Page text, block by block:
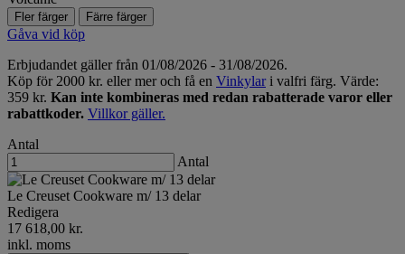
Fler färger Färre färger
Gåva vid köp
Erbjudandet gäller från 01/08/2026 - 31/08/2026.
Köp för 2000 kr. eller mer och få en Vinkylari valfri färg. Värde:
359 kr. Kan inte kombineras med redan rabatterade varor eller
rabattkoder. Villkor gäller.
Antal
Antal
Le Creuset Cookware m/ 13 delar
Redigera
17 618,00 kr.
inkl. moms